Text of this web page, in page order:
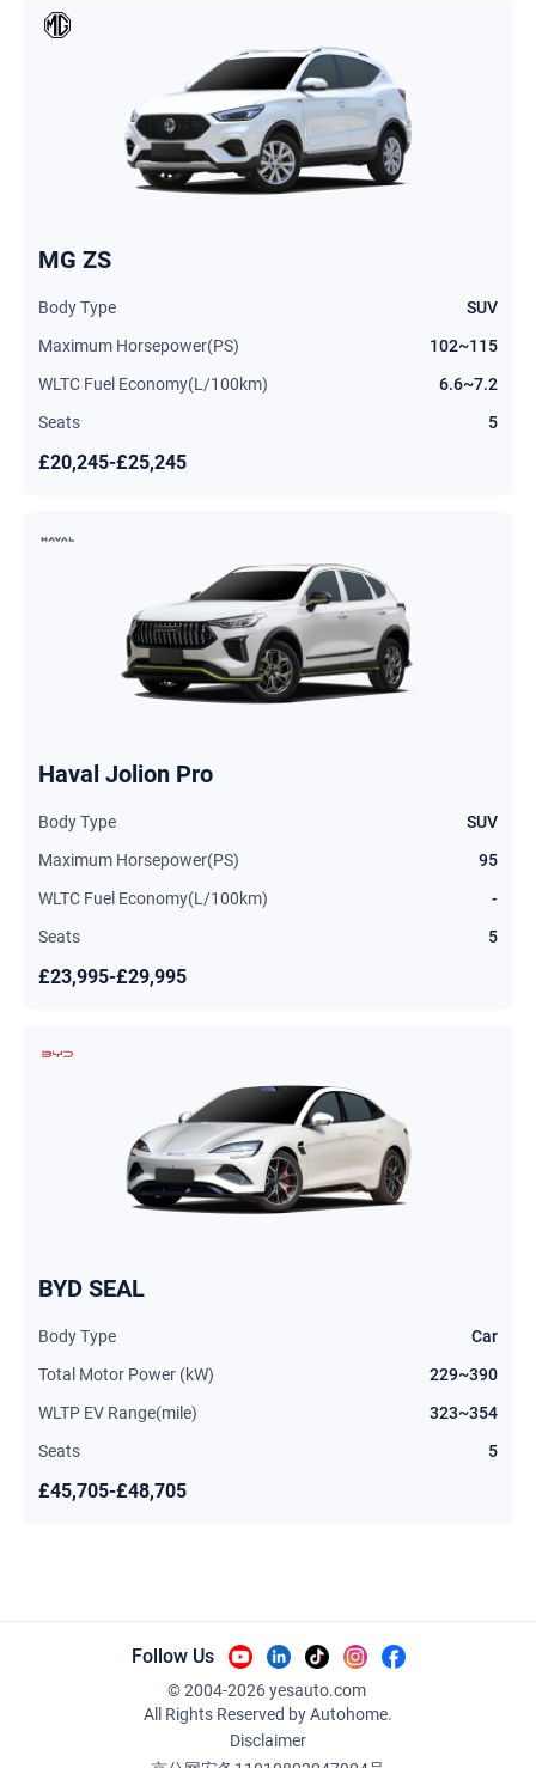
MG ZS
Body Type
SUV
Maximum Horsepower(PS)
102~115
WLTC Fuel Economy(L/100km)
6.6~7.2
Seats
5
£20,245-£25,245
Haval Jolion Pro
Body Type
SUV
Maximum Horsepower(PS)
95
WLTC Fuel Economy(L/100km)
-
Seats
5
£23,995-£29,995
BYD SEAL
Body Type
Car
Total Motor Power (kW)
229~390
WLTP EV Range(mile)
323~354
Seats
5
£45,705-£48,705
Follow Us
© 2004-2026yesauto.com
All Rights Reserved by Autohome.
Disclaimer